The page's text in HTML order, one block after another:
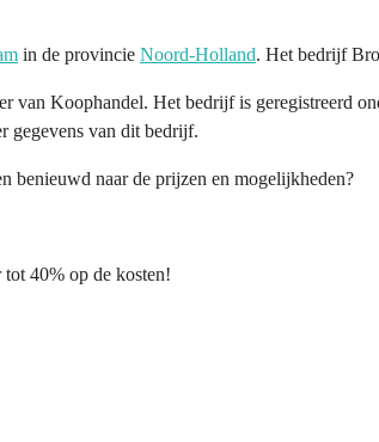
in de provincie Noord-Holland. Het bedrijf
van Koophandel. Het bedrijf is geregistreerd
gegevens van dit bedrijf.
benieuwd naar de prijzen en mogelijkheden?
40% op de kosten!